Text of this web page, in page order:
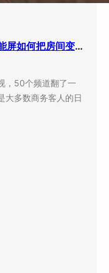
酒店客房装上百寸投影：小度智能屏如何把房间变成”第三空间”
，50个频道翻了一
大多数商务客人的日